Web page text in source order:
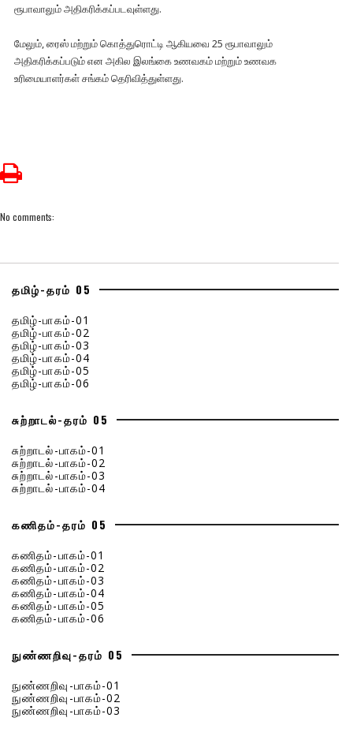
ரூபாவாலும் அதிகரிக்கப்படவுள்ளது.
மேலும், ரைஸ் மற்றும் கொத்துரொட்டி ஆகியவை 25 ரூபாவாலும்
அதிகரிக்கப்படும் என அகில இலங்கை உணவகம் மற்றும் உணவக
உரிமையாளர்கள் சங்கம் தெரிவித்துள்ளது.
No comments:
தமிழ்-தரம் 05
தமிழ்-பாகம்-01
தமிழ்-பாகம்-02
தமிழ்-பாகம்-03
தமிழ்-பாகம்-04
தமிழ்-பாகம்-05
தமிழ்-பாகம்-06
சுற்றாடல்-தரம் 05
சுற்றாடல்-பாகம்-01
சுற்றாடல்-பாகம்-02
சுற்றாடல்-பாகம்-03
சுற்றாடல்-பாகம்-04
கணிதம்-தரம் 05
கணிதம்-பாகம்-01
கணிதம்-பாகம்-02
கணிதம்-பாகம்-03
கணிதம்-பாகம்-04
கணிதம்-பாகம்-05
கணிதம்-பாகம்-06
நுண்ணறிவு-தரம் 05
நுண்ணறிவு-பாகம்-01
நுண்ணறிவு-பாகம்-02
நுண்ணறிவு-பாகம்-03